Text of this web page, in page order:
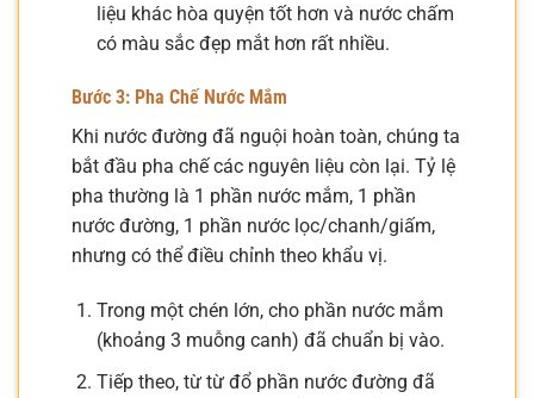
liệu khác hòa quyện tốt hơn và nước chấm
có màu sắc đẹp mắt hơn rất nhiều.
Bước 3: Pha Chế Nước Mắm
Khi nước đường đã nguội hoàn toàn, chúng ta
bắt đầu pha chế các nguyên liệu còn lại. Tỷ lệ
pha thường là 1 phần nước mắm, 1 phần
nước đường, 1 phần nước lọc/chanh/giấm,
nhưng có thể điều chỉnh theo khẩu vị.
Trong một chén lớn, cho phần nước mắm
(khoảng 3 muỗng canh) đã chuẩn bị vào.
Tiếp theo, từ từ đổ phần nước đường đã